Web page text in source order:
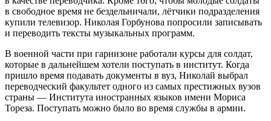
в свободное время не бездельничали, лётчики подразделения
купили телевизор. Николая Горбунова попросили записывать
и переводить тексты музыкальных программ.
В военной части при гарнизоне работали курсы для солдат,
которые в дальнейшем хотели поступать в институт. Когда
пришло время подавать документы в вуз, Николай выбрал
переводческий факультет одного из самых престижных вузов
страны — Института иностранных языков имени Мориса
Тореза. Поступать можно было во время службы в армии.